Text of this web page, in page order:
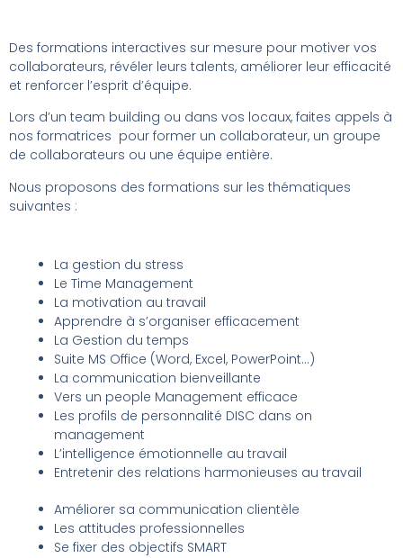
Des formations interactives sur mesure pour motiver vos
collaborateurs, révéler leurs talents, améliorer leur efficacité
et renforcer l’esprit d’équipe.
Lors d’un team building ou dans vos locaux, faites appels à
nos formatrices pour former un collaborateur, un groupe
de collaborateurs ou une équipe entière.
Nous proposons des formations sur les thématiques
suivantes :
La gestion du stress
Le Time Management
La motivation au travail
Apprendre à s’organiser efficacement
La Gestion du temps
Suite MS Office (Word, Excel, PowerPoint…)
La communication bienveillante
Vers un people Management efficace
Les profils de personnalité DISC dans on
management
L’intelligence émotionnelle au travail
Entretenir des relations harmonieuses au travail
Améliorer sa communication clientèle
Les attitudes professionnelles
Se fixer des objectifs SMART